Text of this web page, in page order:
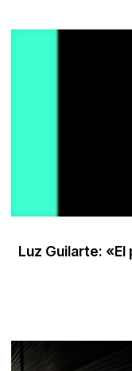
Luz Guilarte: